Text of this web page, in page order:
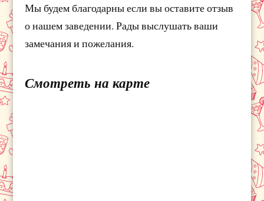
Мы будем благодарны если вы оставите отзыв
о нашем заведении. Рады выслушать ваши
замечания и пожелания.
Смотреть на карте